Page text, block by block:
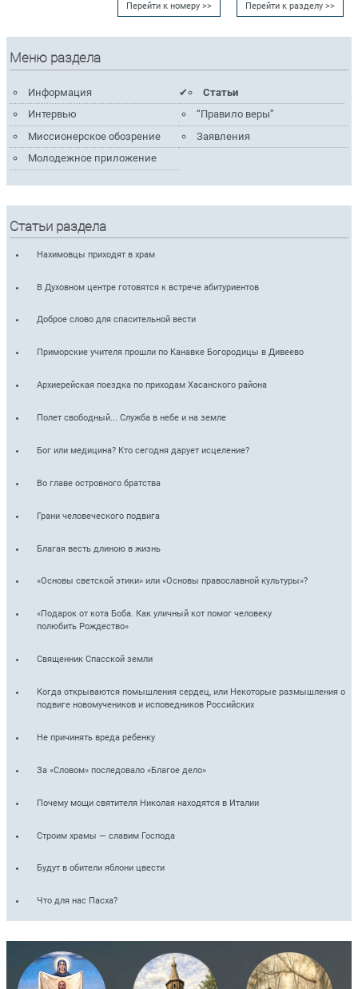
Перейти к разделу >>
Перейти к номеру >>
Меню раздела
Информация
Статьи
Интервью
“Правило веры”
Миссионерское обозрение
Заявления
Молодежное приложение
Статьи раздела
Нахимовцы приходят в храм
В Духовном центре готовятся к встрече абитуриентов
Доброе слово для спасительной вести
Приморские учителя прошли по Канавке Богородицы в Дивеево
Архиерейская поездка по приходам Хасанского района
Полет свободный... Служба в небе и на земле
Бог или медицина? Кто сегодня дарует исцеление?
Во главе островного братства
Грани человеческого подвига
Благая весть длиною в жизнь
«Основы светской этики» или «Основы православной культуры»?
«Подарок от кота Боба. Как уличный кот помог человеку
полюбить Рождество»
Священник Спасской земли
Когда открываются помышления сердец, или Некоторые размышления о
подвиге новомучеников и исповедников Российских
Не причинять вреда ребенку
За «Словом» последовало «Благое дело»
Почему мощи святителя Николая находятся в Италии
Строим храмы — славим Господа
Будут в обители яблони цвести
Что для нас Пасха?